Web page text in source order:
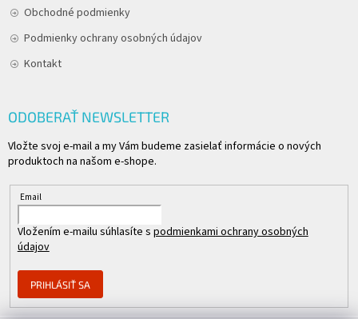
Obchodné podmienky
Podmienky ochrany osobných údajov
Kontakt
ODOBERAŤ NEWSLETTER
Vložte svoj e-mail a my Vám budeme zasielať informácie o nových
produktoch na našom e-shope.
Email
Vložením e-mailu súhlasíte s podmienkami ochrany osobných
údajov
PRIHLÁSIŤ SA